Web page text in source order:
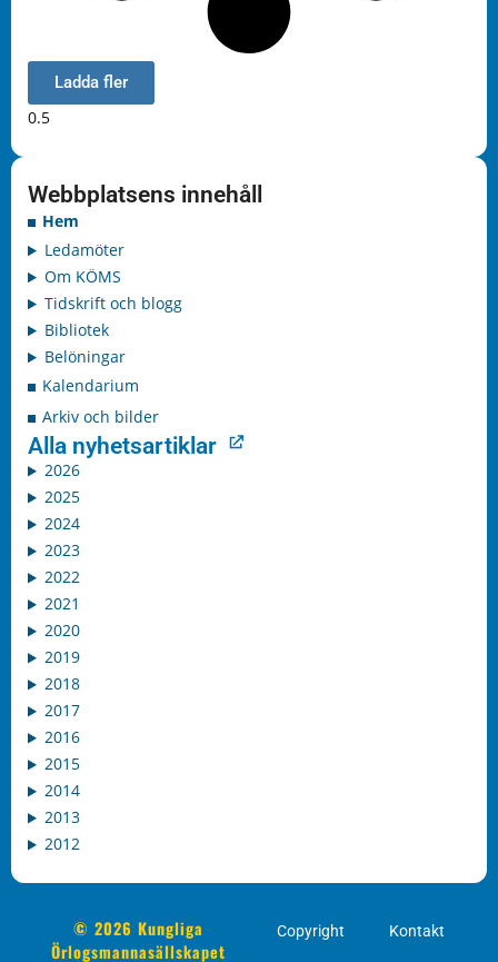
Ladda fler
Webbplatsens innehåll
Hem
Ledamöter
Om KÖMS
Tidskrift och blogg
Bibliotek
Belöningar
Kalendarium
Arkiv och bilder
Alla nyhetsartiklar
2026
2025
2024
2023
2022
2021
2020
2019
2018
2017
2016
2015
2014
2013
2012
© 2026 Kungliga
Örlogsmannasällskapet
Copyright Kontakt